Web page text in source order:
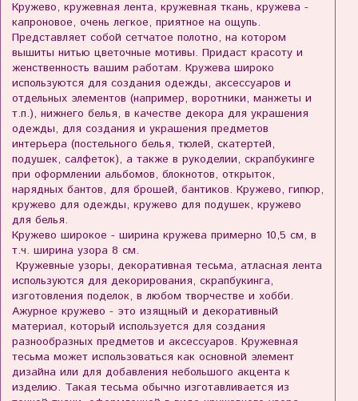
Кружево, кружевная лента, кружевная ткань, кружева -
капроновое, очень легкое, приятное на ощупь.
Представляет собой сетчатое полотно, на котором
вышиты нитью цветочные мотивы. Придаст красоту и
женственность вашим работам. Кружева широко
используются для создания одежды, аксессуаров и
отдельных элементов (например, воротники, манжеты и
т.п.), нижнего белья, в качестве декора для украшения
одежды, для создания и украшения предметов
интерьера (постельного белья, тюлей, скатертей,
подушек, салфеток), а также в рукоделии, скрапбукинге
при оформлении альбомов, блокнотов, открыток,
нарядных бантов, для брошей, бантиков. Кружево, гипюр,
кружево для одежды, кружево для подушек, кружево
для белья.
Кружево широкое - ширина кружева примерно 10,5 см, в
т.ч. ширина узора 8 см.
Кружевные узоры, декоративная тесьма, атласная лента
используются для декорирования, скрапбукинга,
изготовления поделок, в любом творчестве и хобби.
Ажурное кружево - это изящный и декоративный
материал, который используется для создания
разнообразных предметов и аксессуаров. Кружевная
тесьма может использоваться как основной элемент
дизайна или для добавления небольшого акцента к
изделию. Такая тесьма обычно изготавливается из